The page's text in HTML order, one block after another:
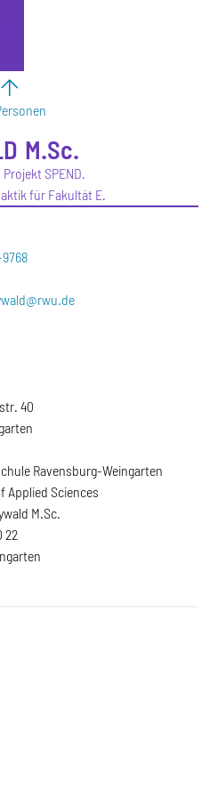
M.Sc.
SPEND.
für Fakultät E.
40
Ravensburg-Weingarten
Applied Sciences
M.Sc.
22